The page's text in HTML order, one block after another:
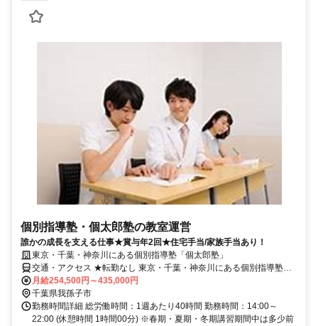
個別指導塾・個太郎塾の教室運営
誰かの成長を支える仕事★賞与年2回★住宅手当/家族手当あり！
東京・千葉・神奈川にある個別指導塾「個太郎塾」
交通・アクセス ★転勤なし 東京・千葉・神奈川にある個別指導塾
「個太郎塾」
月給254,500円～435,000円
千葉県我孫子市
勤務時間詳細 総労働時間：1週あたり40時間 勤務時間：14:00～
22:00 (休憩時間 1時間00分) ※春期・夏期・冬期講習期間中は多少前